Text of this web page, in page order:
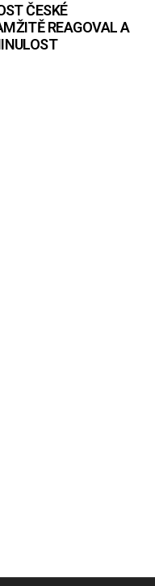
ČESKÉ
REAGOVAL A